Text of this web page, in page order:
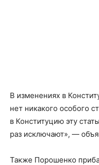
В изменениях в
нет никакого особого
в Конституцию эту
раз исключают», —
Также Порошенко